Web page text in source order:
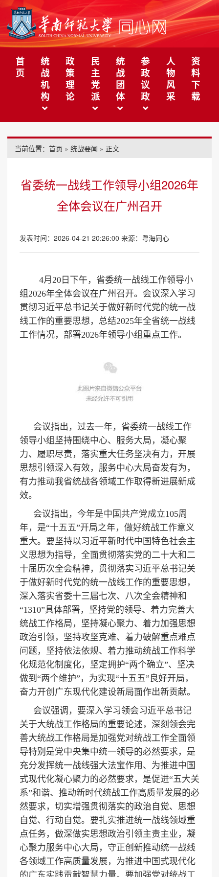
首
页
统
战
机
构
政
策
理
论
民
主
党
派
统
战
团
体
参
政
议
政
人
物
风
采
资
料
下
载
当前位置： 首页 » 统战要闻 » 正文
省委统一战线工作领导小组2026年
全体会议在广州召开
发表时间：2026-04-21 20:26:00 来源：粤海同心
4月20日下午，省委统一战线工作领导小
组2026年全体会议在广州召开。会议深入学习
贯彻习近平总书记关于做好新时代党的统一战
线工作的重要思想，总结2025年全省统一战线
工作情况，部署2026年领导小组重点工作。
会议指出，过去一年，省委统一战线工作
领导小组坚持围绕中心、服务大局，凝心聚
力、履职尽责，落实重大任务坚决有力，开展
思想引领深入有效，服务中心大局奋发有为，
有力推动我省统战各领域工作取得新进展新成
效。
会议指出，今年是中国共产党成立105周
年，是“十五五”开局之年，做好统战工作意义
重大。要坚持以习近平新时代中国特色社会主
义思想为指导，全面贯彻落实党的二十大和二
十届历次全会精神，贯彻落实习近平总书记关
于做好新时代党的统一战线工作的重要思想，
深入落实省委十三届七次、八次全会精神和
“1310”具体部署，坚持党的领导、着力完善大
统战工作格局，坚持凝心聚力、着力加强思想
政治引领，坚持攻坚克难、着力破解重点难点
问题，坚持依法依规、着力推动统战工作科学
化规范化制度化，坚定拥护“两个确立”、坚决
做到“两个维护”，为实现“十五五”良好开局，
奋力开创广东现代化建设新局面作出新贡献。
会议强调，要深入学习领会习近平总书记
关于大统战工作格局的重要论述，深刻领会完
善大统战工作格局是加强党对统战工作全面领
导特别是党中央集中统一领导的必然要求，是
充分发挥统一战线强大法宝作用、为推进中国
式现代化凝心聚力的必然要求，是促进“五大关
系”和谐、推动新时代统战工作高质量发展的必
然要求，切实增强贯彻落实的政治自觉、思想
自觉、行动自觉。要扎实推进统一战线领域重
点任务，做深做实思想政治引领主责主业，凝
心聚力服务中心大局，守正创新推动统一战线
各领域工作高质量发展，为推进中国式现代化
的广东实践贡献智慧力量。要加强党对统战工